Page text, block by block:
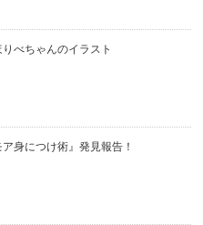
べちゃんのイラスト
身につけ術』発見報告！